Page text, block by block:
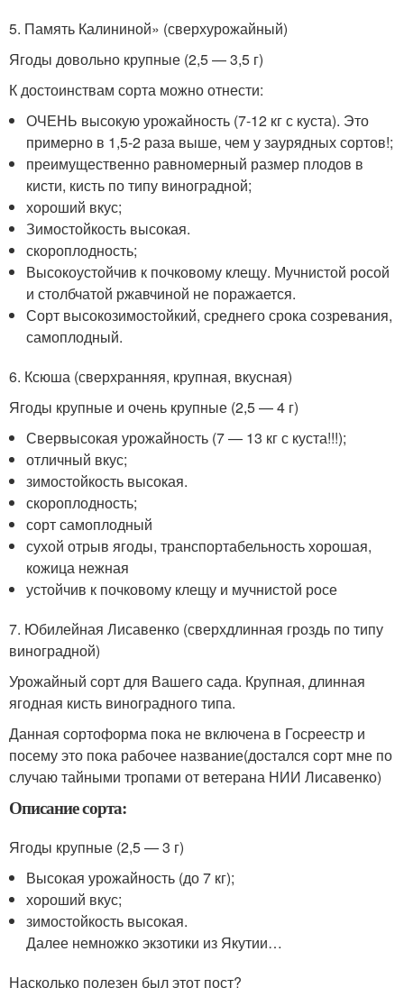
5. Память Калининой» (сверхурожайный)
Ягоды довольно крупные (2,5 — 3,5 г)
К достоинствам сорта можно отнести:
ОЧЕНЬ высокую урожайность (7-12 кг с куста). Это
примерно в 1,5-2 раза выше, чем у заурядных сортов!;
преимущественно равномерный размер плодов в
кисти, кисть по типу виноградной;
хороший вкус;
Зимостойкость высокая.
скороплодность;
Высокоустойчив к почковому клещу. Мучнистой росой
и столбчатой ржавчиной не поражается.
Сорт высокозимостойкий, среднего срока созревания,
самоплодный.
6. Ксюша (сверхранняя, крупная, вкусная)
Ягоды крупные и очень крупные (2,5 — 4 г)
Свервысокая урожайность (7 — 13 кг с куста!!!);
отличный вкус;
зимостойкость высокая.
скороплодность;
сорт самоплодный
сухой отрыв ягоды, транспортабельность хорошая,
кожица нежная
устойчив к почковому клещу и мучнистой росе
7. Юбилейная Лисавенко (сверхдлинная гроздь по типу
виноградной)
Урожайный сорт для Вашего сада. Крупная, длинная
ягодная кисть виноградного типа.
Данная сортоформа пока не включена в Госреестр и
посему это пока рабочее название(достался сорт мне по
случаю тайными тропами от ветерана НИИ Лисавенко)
Описание сорта:
Ягоды крупные (2,5 — 3 г)
Высокая урожайность (до 7 кг);
хороший вкус;
зимостойкость высокая.
Далее немножко экзотики из Якутии…
Насколько полезен был этот пост?